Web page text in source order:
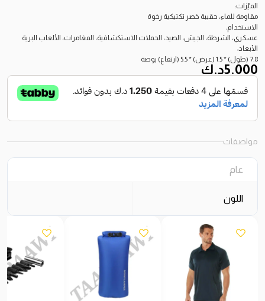
الميّزات:
مقاومة للماء، حقيبة خصر تكتيكية رخوة
الاستخدام:
عسكري، الشرطة، الجيش، الصيد، الحملات الاستكشافية، المغامرات، الألعاب البرية
الأبعاد:
7.8 (طول) * 1.5 (عرض) * 5.5 (ارتفاع) بوصة
5.000د.ك
مواصفات
عام
اللون